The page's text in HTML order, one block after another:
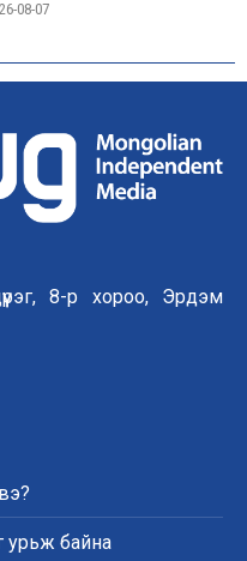
08-07
8-р хороо, Эрдэм
урьж байна